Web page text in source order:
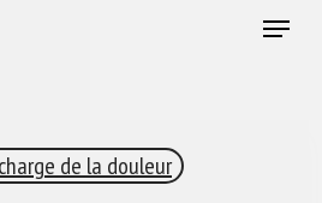
Menu
de la douleur
MOIS GRATUITEMENT